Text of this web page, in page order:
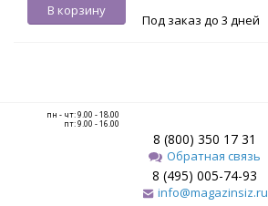
В корзину
Под заказ до 3 дней
пн - чт: 9.00 - 18.00
пт: 9.00 - 16.00
8 (800) 350 17 31
Обратная связь
8 (495) 005-74-93
info@magazinsiz.ru